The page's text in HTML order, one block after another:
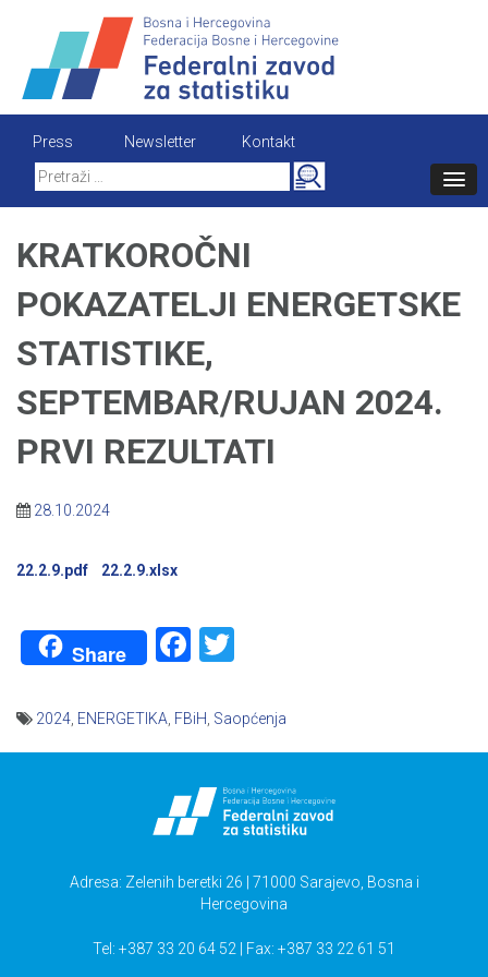
content
Press Newsletter
Kontakt
Search
for:
KRATKOROČNI
POKAZATELJI ENERGETSKE
STATISTIKE,
SEPTEMBAR/RUJAN 2024.
PRVI REZULTATI
28.10.2024
22.2.9.pdf 22.2.9.xlsx
Share Facebook
2024 ENERGETIKA FBiH Saopćenja
Adresa: Zelenih beretki 26 | 71000 Sarajevo, Bosna i
Hercegovina
Tel: +387 33 20 64 52 | Fax: +387 33 22 61 51